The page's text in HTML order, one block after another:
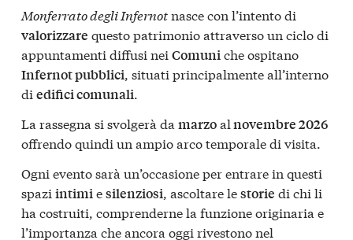
Monferrato degli Infernotnasce con l’intento di
valorizzare questo patrimonio attraverso un ciclo di
appuntamenti diffusi nei Comuniche ospitano
Infernot pubblici, situati principalmente all’interno
di edifici comunali.
La rassegna si svolgerà da marzoalnovembre 2026
offrendo quindi un ampio arco temporale di visita.
Ogni evento sarà un’occasione per entrare in questi
spazi intimiesilenziosi, ascoltare lestorie di chi li
ha costruiti, comprenderne la funzione originaria e
l’importanza che ancora oggi rivestono nel